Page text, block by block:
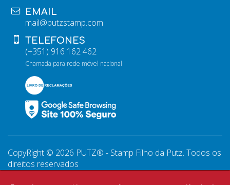
EMAIL
mail@putzstamp.com
TELEFONES
(+351) 916 162 462
Chamada para rede móvel nacional
CopyRight © 2026 PUTZ® - Stamp Filho da Putz. Todos os
direitos reservados